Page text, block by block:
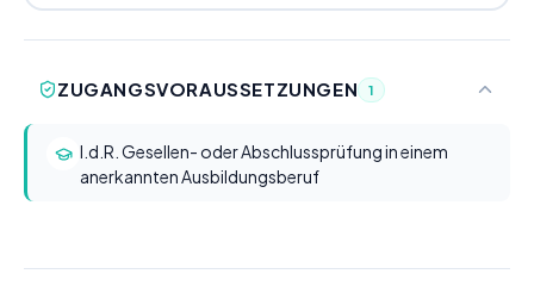
ZUGANGSVORAUSSETZUNGEN 1
I.d.R. Gesellen- oder Abschlussprüfung in einem
anerkannten Ausbildungsberuf